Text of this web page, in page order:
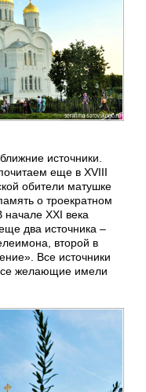
источники.
еще в XVIII
обители матушке
о троекратном
XXI века
два источника –
второй в
Все источники
желающие имели